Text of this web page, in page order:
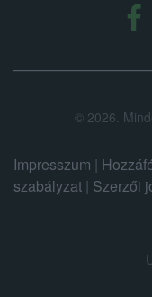
© 2026.
Impresszum |
szabályzat | Szerzői